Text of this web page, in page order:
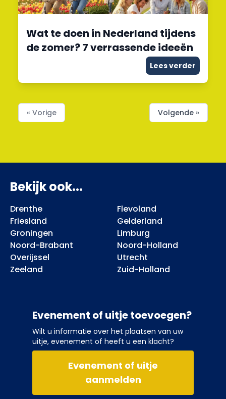
Wat te doen in Nederland tijdens
de zomer? 7 verrassende ideeën
Lees verder
« Vorige Volgende »
Bekijk ook...
Drenthe
Flevoland
Friesland
Gelderland
Groningen
Limburg
Noord-Brabant
Noord-Holland
Overijssel
Utrecht
Zeeland
Zuid-Holland
Evenement of uitje toevoegen?
Wilt u informatie over het plaatsen van uw
uitje, evenement of heeft u een klacht?
Evenement of uitje
aanmelden